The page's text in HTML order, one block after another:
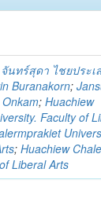
จันทร์สุดา ไชยประเ
Buranakorn;
;Huachiew
Faculty of
;Huachiew
Liberal Arts